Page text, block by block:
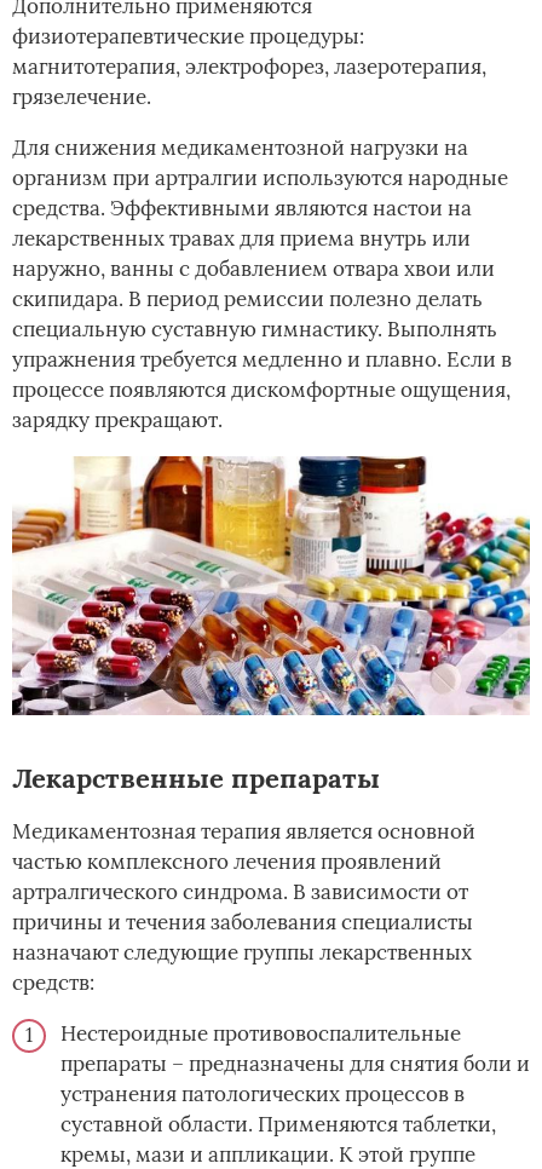
Дополнительно применяются
физиотерапевтические процедуры:
магнитотерапия, электрофорез, лазеротерапия,
грязелечение.
Для снижения медикаментозной нагрузки на
организм при артралгии используются народные
средства. Эффективными являются настои на
лекарственных травах для приема внутрь или
наружно, ванны с добавлением отвара хвои или
скипидара. В период ремиссии полезно делать
специальную суставную гимнастику. Выполнять
упражнения требуется медленно и плавно. Если в
процессе появляются дискомфортные ощущения,
зарядку прекращают.
Лекарственные препараты
Медикаментозная терапия является основной
частью комплексного лечения проявлений
артралгического синдрома. В зависимости от
причины и течения заболевания специалисты
назначают следующие группы лекарственных
средств:
Нестероидные противовоспалительные
препараты – предназначены для снятия боли и
устранения патологических процессов в
суставной области. Применяются таблетки,
кремы, мази и аппликации. К этой группе